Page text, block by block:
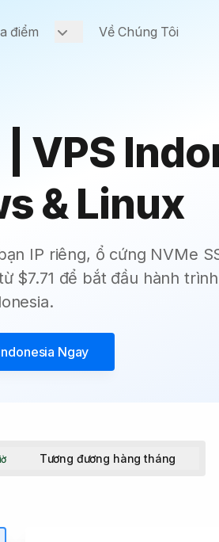
điểm Về Chúng Tôi
VPS
& Linux
IP riêng, ổ cứng NVMe
$7.71 để bắt đầu hành
Ngay
Tương đương hàng tháng